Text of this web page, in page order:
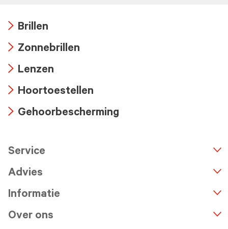
icon
Brillen
icon
Zonnebrillen
icon
Lenzen
icon
Hoortoestellen
Gehoorbescherming
Service
Advies
Informatie
Over ons